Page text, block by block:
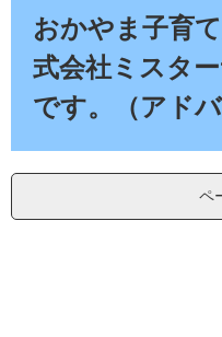
おかやま子育
式会社ミスタ
です。（アドバ
ペ